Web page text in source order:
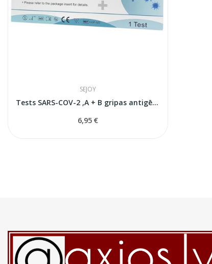
SEJOY
Tests SARS-COV-2 ,A + B gripas antigēnu...
6,95 €